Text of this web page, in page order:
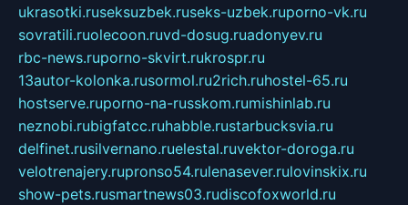
ukrasotki.ruseksuzbek.ruseks-uzbek.ruporno-vk.ru
sovratili.ruolecoon.ruvd-dosug.ruadonyev.ru
rbc-news.ruporno-skvirt.rukrospr.ru
13autor-kolonka.rusormol.ru2rich.ruhostel-65.ru
hostserve.ruporno-na-russkom.rumishinlab.ru
neznobi.rubigfatcc.ruhabble.rustarbucksvia.ru
delfinet.rusilvernano.ruelestal.ruvektor-doroga.ru
velotrenajery.rupronso54.rulenasever.rulovinskix.ru
show-pets.rusmartnews03.rudiscofoxworld.ru